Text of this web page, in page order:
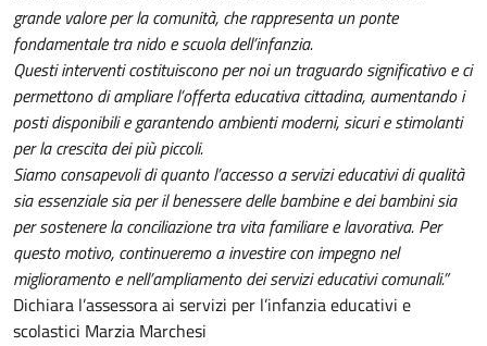
grande valore per la comunità, che rappresenta un ponte
fondamentale tra nido e scuola dell’infanzia.
Questi interventi costituiscono per noi un traguardo significativo e ci
permettono di ampliare l’offerta educativa cittadina, aumentando i
posti disponibili e garantendo ambienti moderni, sicuri e stimolanti
per la crescita dei più piccoli.
Siamo consapevoli di quanto l’accesso a servizi educativi di qualità
sia essenziale sia per il benessere delle bambine e dei bambini sia
per sostenere la conciliazione tra vita familiare e lavorativa. Per
questo motivo, continueremo a investire con impegno nel
miglioramento e nell’ampliamento dei servizi educativi comunali.”
Dichiara l’assessora ai servizi per l’infanzia educativi e
scolastici Marzia Marchesi